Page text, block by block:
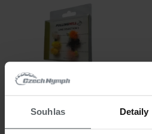
Souhlas Detaily
1 399 CZK
TOP Mušky na
Labskou přehradu -
Kolekce mušek